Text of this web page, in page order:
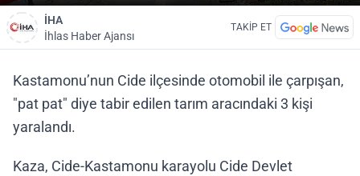
İHA
İhlas Haber Ajansı
TAKİP ET
Kastamonu’nun Cide ilçesinde otomobil ile çarpışan,
"pat pat" diye tabir edilen tarım aracındaki 3 kişi
yaralandı.
Kaza, Cide-Kastamonu karayolu Cide Devlet